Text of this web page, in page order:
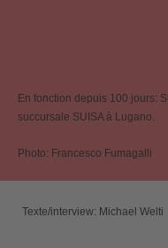
En fonction depuis 100 jours:
succursale SUISA à Lugano.
Photo: Francesco Fumagalli
Texte/interview: Michael Welti